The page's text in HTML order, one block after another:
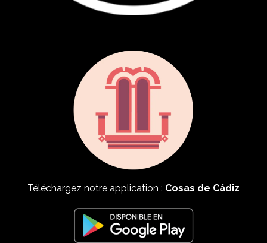
Téléchargez notre application : Cosas de Cádiz